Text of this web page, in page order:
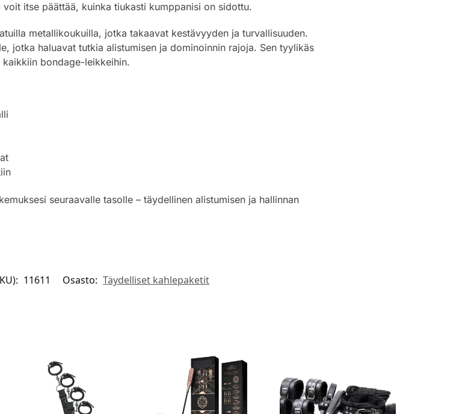
itse päättää, kuinka tiukasti kumppanisi on sidottu.
metallikoukuilla, jotka takaavat kestävyyden ja turvallisuuden.
jotka haluavat tutkia alistumisen ja dominoinnin rajoja. Sen tyylikäs
bondage-leikkeihin.
seuraavalle tasolle – täydellinen alistumisen ja hallinnan
11611 Osasto: Täydelliset kahlepaketit